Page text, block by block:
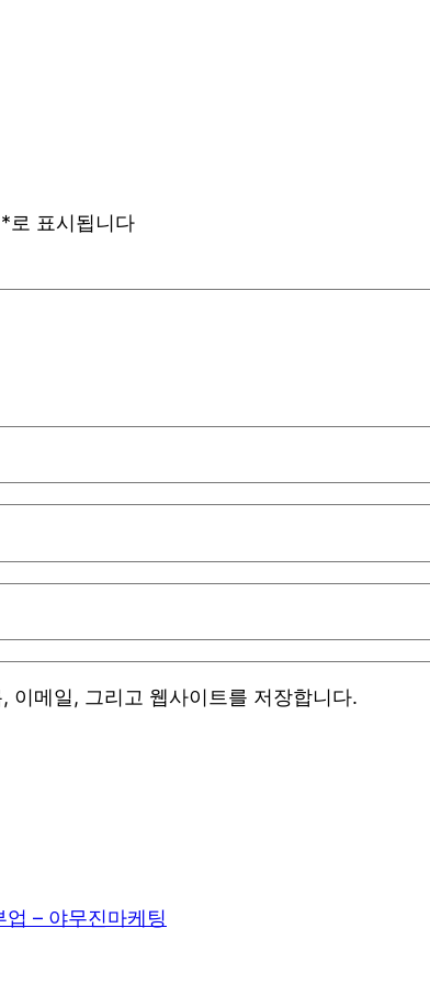
*로 표시됩니다
이메일, 그리고 웹사이트를 저장합니다.
– 야무진마케팅